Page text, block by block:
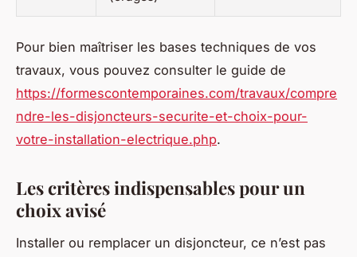
Pour bien maîtriser les bases techniques de vos
travaux, vous pouvez consulter le guide de
https://formescontemporaines.com/travaux/compre
ndre-les-disjoncteurs-securite-et-choix-pour-
votre-installation-electrique.php.
Les critères indispensables pour un
choix avisé
Installer ou remplacer un disjoncteur, ce n’est pas